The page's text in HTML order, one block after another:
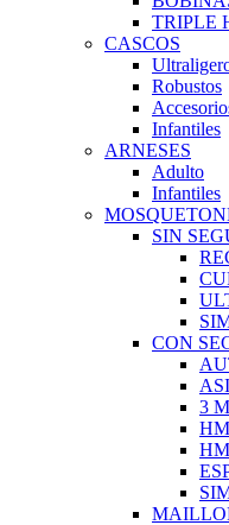
TRIPLE
CASCOS
Robustos
Infantiles
ARNESES
Adulto
Infantiles
SIN
CON
3